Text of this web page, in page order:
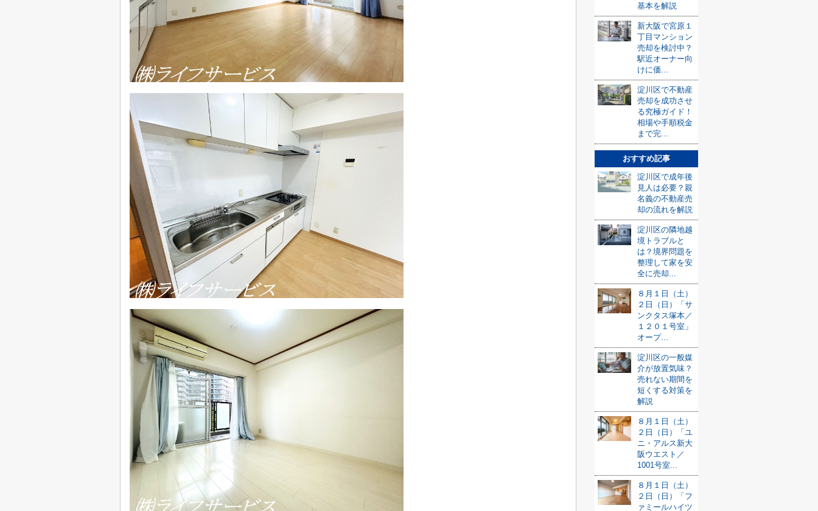
基本を解説
新大阪で宮原１
丁目マンション
売却を検討中？
駅近オーナー向
けに価...
淀川区で不動産
売却を成功させ
る究極ガイド！
相場や手順税金
まで完...
おすすめ記事
淀川区で成年後
見人は必要？親
名義の不動産売
却の流れを解説
淀川区の隣地越
境トラブルと
は？境界問題を
整理して家を安
全に売却...
８月１日（土）
２日（日）「サ
ンクタス塚本／
１２０１号室」
オープ...
淀川区の一般媒
介が放置気味？
売れない期間を
短くする対策を
解説
８月１日（土）
２日（日）「ユ
ニ・アルス新大
阪ウエスト／
1001号室...
８月１日（土）
２日（日）「フ
ァミールハイツ